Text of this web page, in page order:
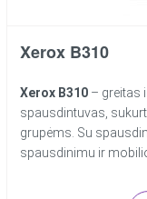
Xerox B310
Xerox B310 – greitas
spausdintuvas,
grupėms. Su
spausdinimu ir